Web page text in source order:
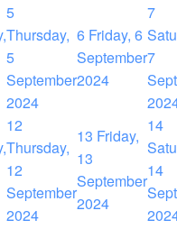
5
Thursday,
5
September
2024
6 Friday, 6
September
2024
7
7
12
Thursday,
12
September
2024
13 Friday,
13
September
2024
14
14